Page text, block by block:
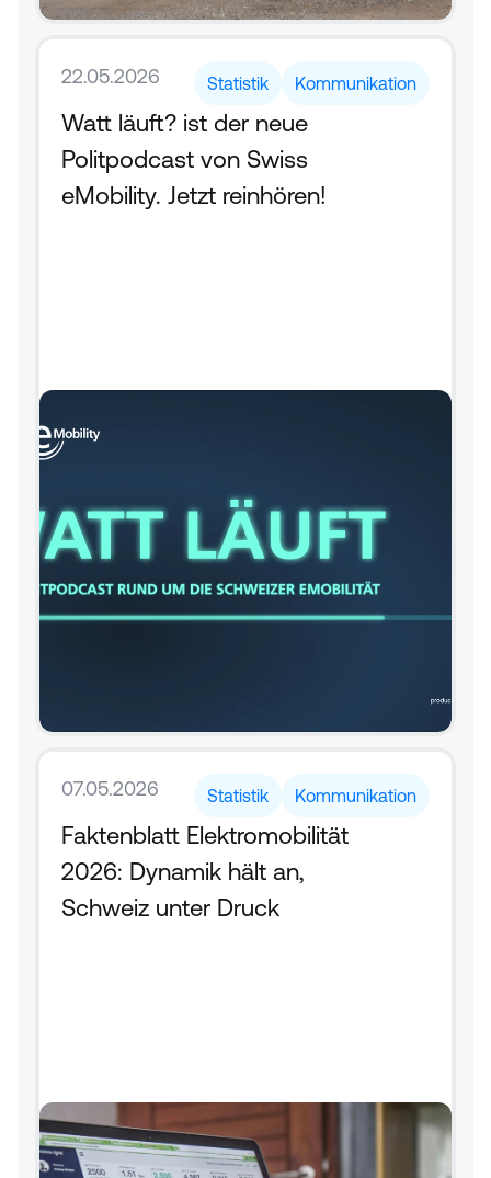
22.05.2026 Statistik Kommunikation
Watt läuft? ist der neue
Politpodcast von Swiss
eMobility. Jetzt reinhören!
07.05.2026 Statistik Kommunikation
Faktenblatt Elektromobilität
2026: Dynamik hält an,
Schweiz unter Druck